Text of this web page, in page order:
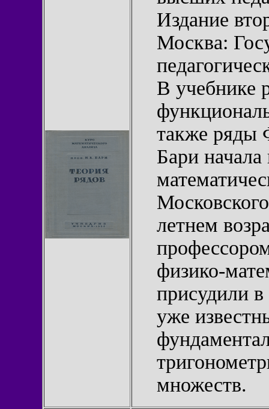
Издание
Москва:
В учебнике
также ряды
Бари начала
летнем
физико-
присудили в
уже
множеств.